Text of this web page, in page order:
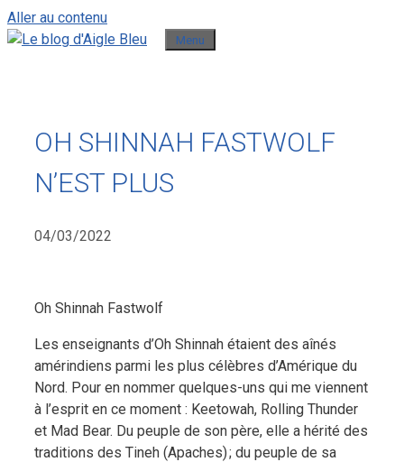
Aller au contenu
Menu
OH SHINNAH FASTWOLF
N’EST PLUS
04/03/2022
Oh Shinnah Fastwolf
Les enseignants d’Oh Shinnah étaient des aînés
amérindiens parmi les plus célèbres d’Amérique du
Nord. Pour en nommer quelques-uns qui me viennent
à l’esprit en ce moment : Keetowah, Rolling Thunder
et Mad Bear. Du peuple de son père, elle a hérité des
traditions des Tineh (Apaches) ; du peuple de sa